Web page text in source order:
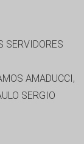
SERVIDORES
AMADUCCI,
SERGIO